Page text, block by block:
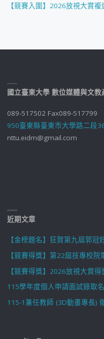
【競賽入圍】2026放視大賞
國立臺東大學 數位媒體與文教
089-517502 Fax089-517799
950臺東縣臺東市大學路二段
nttu.eidm@gmail.com
近期文章
【金榜題名】狂賀第九屆郭
【競賽得獎】第22屆技專校
【競賽得獎】2026放視大賞得
115學年度個人申請面試錄取
115-1兼任教師 (3D動畫專長)